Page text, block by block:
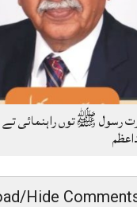
رسول ﷺتوں راہنمائی تے
Hide